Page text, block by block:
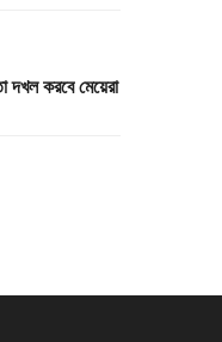
দখল করবে মেয়েরা